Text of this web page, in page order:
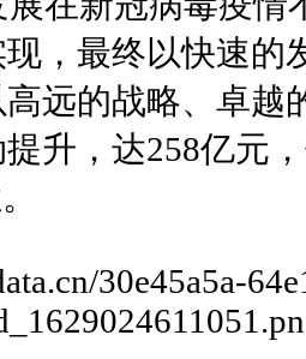
，最终以快速的
远的战略、卓越
升，达258亿元
30e45a5a-